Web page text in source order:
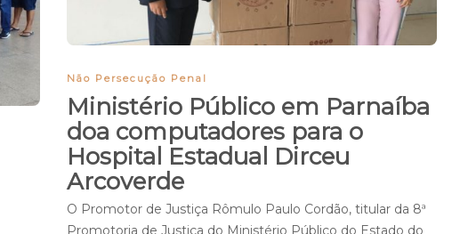
Não Persecução Penal
Ministério Público em Parnaíba
doa computadores para o
Hospital Estadual Dirceu
Arcoverde
O Promotor de Justiça Rômulo Paulo Cordão, titular da 8ª
Promotoria de Justiça do Ministério Público do Estado do